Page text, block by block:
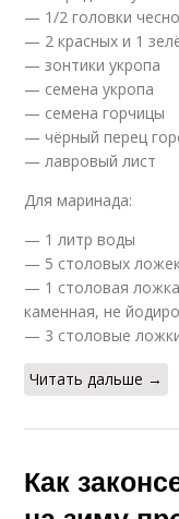
— 1/2 головки
— 2 красных и 1
— зонтики укропа
— семена укропа
— семена горчицы
— чёрный перец
— лавровый лист
Для маринада:
— 1 литр воды
— 5 столовых
— 1 столовая
каменная, не
— 3 столовые ложки
Читать дальше →
Как